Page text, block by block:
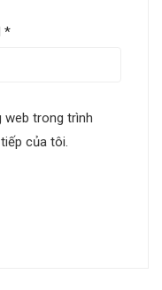
*
web trong trình
của tôi.